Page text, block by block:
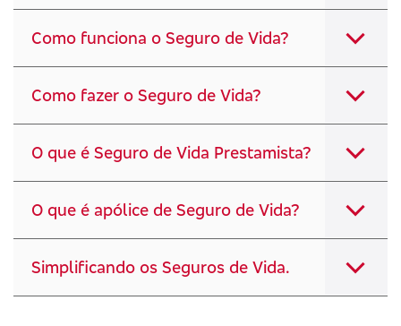
Como funciona o Seguro de Vida?
Como fazer o Seguro de Vida?
O que é Seguro de Vida Prestamista?
O que é apólice de Seguro de Vida?
Simplificando os Seguros de Vida.